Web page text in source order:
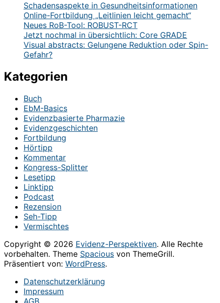
Schadensaspekte in Gesundheitsinformationen
Online-Fortbildung „Leitlinien leicht gemacht“
Neues RoB-Tool: ROBUST-RCT
Jetzt nochmal in übersichtlich: Core GRADE
Visual abstracts: Gelungene Reduktion oder Spin-
Gefahr?
Kategorien
Buch
EbM-Basics
Evidenzbasierte Pharmazie
Evidenzgeschichten
Fortbildung
Hörtipp
Kommentar
Kongress-Splitter
Lesetipp
Linktipp
Podcast
Rezension
Seh-Tipp
Vermischtes
Copyright © 2026 Evidenz-Perspektiven. Alle Rechte
vorbehalten. Theme Spacious von ThemeGrill.
Präsentiert von: WordPress.
Datenschutzerklärung
Impressum
AGB